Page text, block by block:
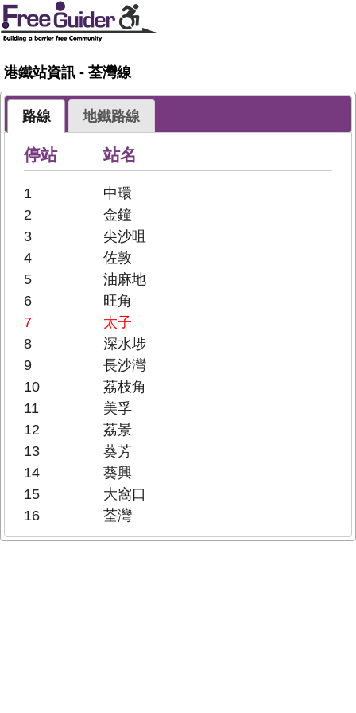
港鐵站資訊 - 荃灣線
路線 地鐵路線
停站 站名
1
中環
2
金鐘
3
尖沙咀
4
佐敦
5
油麻地
6
旺角
7
太子
8
深水埗
9
長沙灣
10
荔枝角
11
美孚
12
荔景
13
葵芳
14
葵興
15
大窩口
16
荃灣